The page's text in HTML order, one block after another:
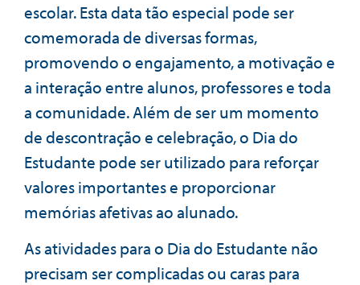
escolar. Esta data tão especial pode ser
comemorada de diversas formas,
promovendo o engajamento, a motivação e
a interação entre alunos, professores e toda
a comunidade. Além de ser um momento
de descontração e celebração, o Dia do
Estudante pode ser utilizado para reforçar
valores importantes e proporcionar
memórias afetivas ao alunado.
As atividades para o Dia do Estudante não
precisam ser complicadas ou caras para